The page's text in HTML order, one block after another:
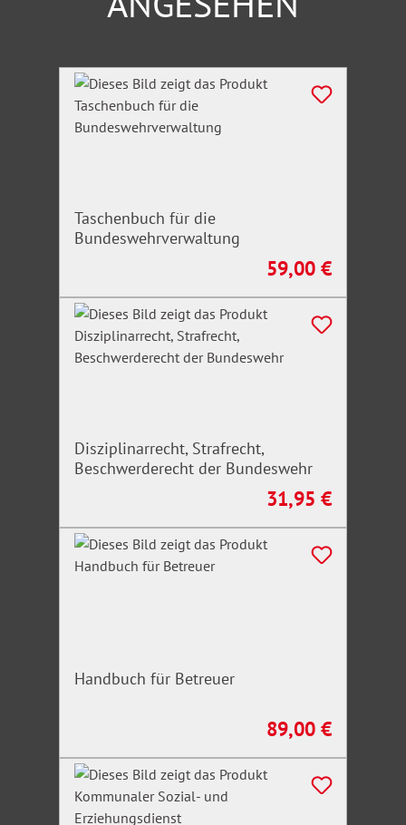
Produktgalerie überspringen
Taschenbuch für die
Bundeswehrverwaltung
Regulärer Preis:
59,00 €
Disziplinarrecht, Strafrecht,
Beschwerderecht der Bundeswehr
Regulärer Preis:
31,95 €
Handbuch für Betreuer
Regulärer Preis:
89,00 €